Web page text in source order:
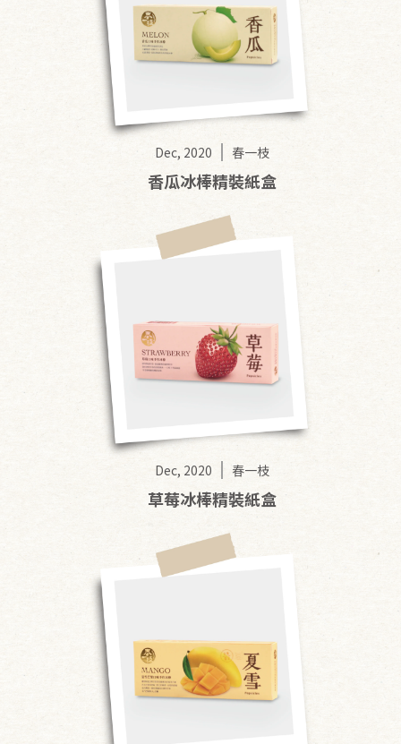
Dec, 2020 春一枝
香瓜冰棒精裝紙盒
Dec, 2020 春一枝
草莓冰棒精裝紙盒